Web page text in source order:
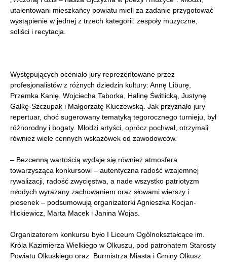
utalentowani mieszkańcy powiatu mieli za zadanie przygotować
wystąpienie w jednej z trzech kategorii: zespoły muzyczne,
soliści i recytacja.
Występujących oceniało jury reprezentowane przez
profesjonalistów z różnych dziedzin kultury: Annę Liburę,
Przemka Kanię, Wojciecha Taborka, Halinę Świtlicką, Justynę
Gałkę-Szczupak i Małgorzatę Kluczewską. Jak przyznało jury
repertuar, choć sugerowany tematyką tegorocznego turnieju, był
różnorodny i bogaty. Młodzi artyści, oprócz pochwał, otrzymali
również wiele cennych wskazówek od zawodowców.
– Bezcenną wartością wydaje się również atmosfera
towarzysząca konkursowi – autentyczna radość wzajemnej
rywalizacji, radość zwycięstwa, a nade wszystko patriotyzm
młodych wyrażany zachowaniem oraz słowami wierszy i
piosenek – podsumowują organizatorki Agnieszka Kocjan-
Hickiewicz, Marta Macek i Janina Wojas.
Organizatorem konkursu było I Liceum Ogólnokształcące im.
Króla Kazimierza Wielkiego w Olkuszu, pod patronatem Starosty
Powiatu Olkuskiego oraz Burmistrza Miasta i Gminy Olkusz.